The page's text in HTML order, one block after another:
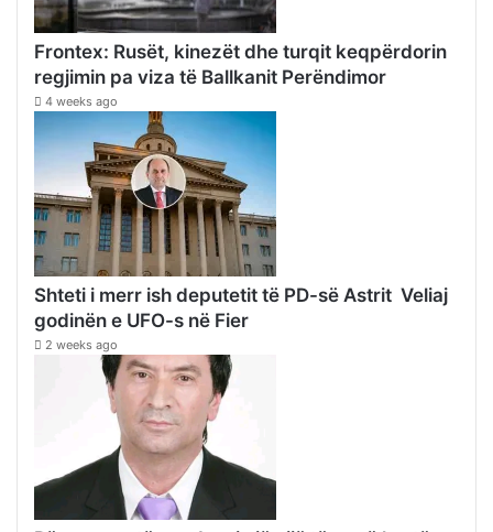
Frontex: Rusët, kinezët dhe turqit keqpërdorin
regjimin pa viza të Ballkanit Perëndimor
4 weeks ago
Shteti i merr ish deputetit të PD-së Astrit Veliaj
godinën e UFO-s në Fier
2 weeks ago